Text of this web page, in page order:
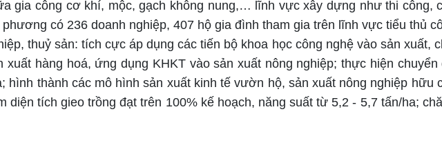
gia công cơ khí, mộc, gạch không nung,… lĩnh vực xây dựng như thi công,
có 236 doanh nghiệp, 407 hộ gia đình tham gia trên lĩnh vực tiểu thủ
thuỷ sản: tích cựcáp dụng các tiến bộ khoa học công nghệ vào sản xuất,
xuất hàng hoá, ứng dụng KHKT vào sản xuất nông nghiệp; thực hiện
hình thành các mô hình sản xuất kinh tế vườn hộ, sản xuất nông nghiệp hữu
diện tích gieo trồng đạt trên 100% kế hoạch, năng suất từ 5,2 - 5,7 tấn/ha;